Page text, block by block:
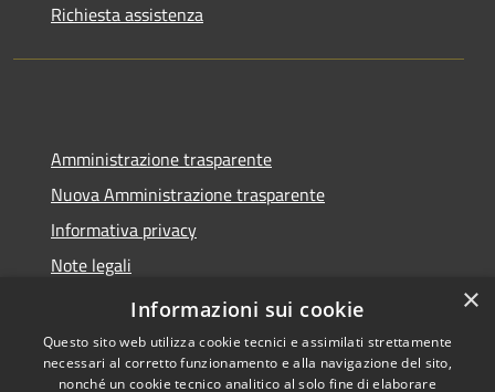
Richiesta assistenza
Amministrazione trasparente
Nuova Amministrazione trasparente
Informativa privacy
Note legali
Dichiarazione di accessibilità
×
Informazioni sui cookie
Questo sito web utilizza cookie tecnici e assimilati strettamente
necessari al corretto funzionamento e alla navigazione del sito,
nonché un cookie tecnico analitico al solo fine di elaborare